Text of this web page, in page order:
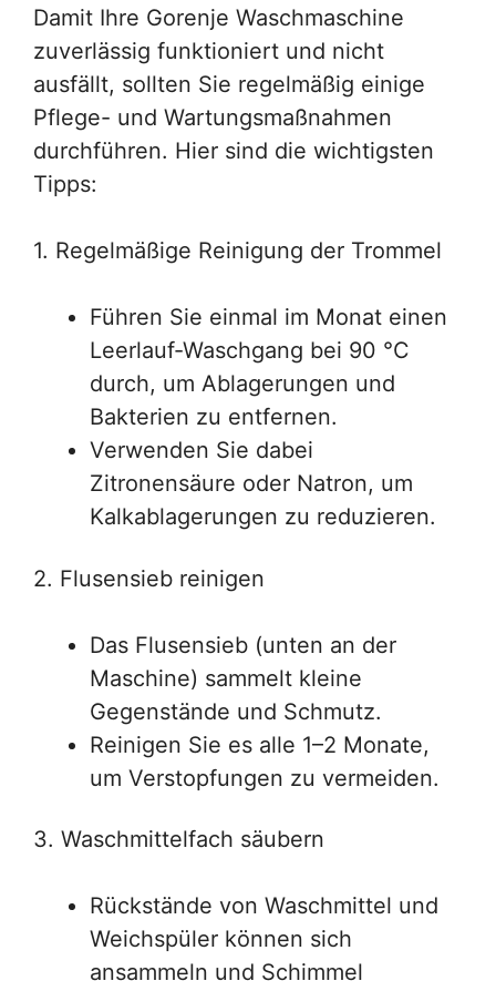
Damit Ihre Gorenje Waschmaschine
zuverlässig funktioniert und nicht
ausfällt, sollten Sie regelmäßig einige
Pflege- und Wartungsmaßnahmen
durchführen. Hier sind die wichtigsten
Tipps:
1. Regelmäßige Reinigung der Trommel
Führen Sie einmal im Monat einen
Leerlauf-Waschgang bei 90 °C
durch, um Ablagerungen und
Bakterien zu entfernen.
Verwenden Sie dabei
Zitronensäure oder Natron, um
Kalkablagerungen zu reduzieren.
2. Flusensieb reinigen
Das Flusensieb (unten an der
Maschine) sammelt kleine
Gegenstände und Schmutz.
Reinigen Sie es alle 1–2 Monate,
um Verstopfungen zu vermeiden.
3. Waschmittelfach säubern
Rückstände von Waschmittel und
Weichspüler können sich
ansammeln und Schimmel